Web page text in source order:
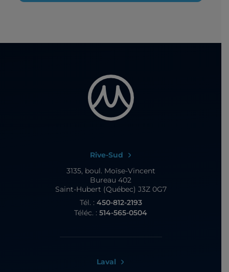
Rive-Sud
3135, boul. Moïse-Vincent
Bureau 402
Saint-Hubert (Québec) J3Z 0G7
Tél. : 450-812-2193
Téléc. : 514-565-0504
Laval